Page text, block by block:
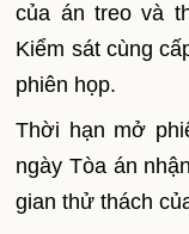
của án treo và
Kiểm sát cùng
phiên họp.
Thời hạn mở
ngày Tòa án
gian thử thách